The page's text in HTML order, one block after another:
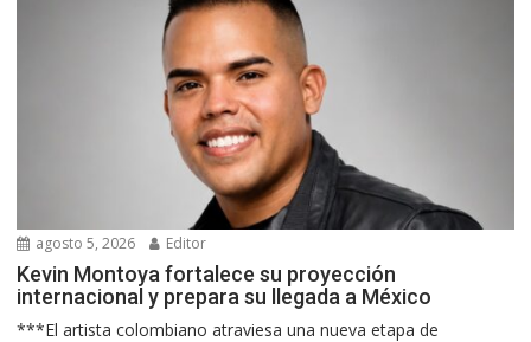
agosto 5, 2026 Editor
Kevin Montoya fortalece su proyección
internacional y prepara su llegada a México
***El artista colombiano atraviesa una nueva etapa de